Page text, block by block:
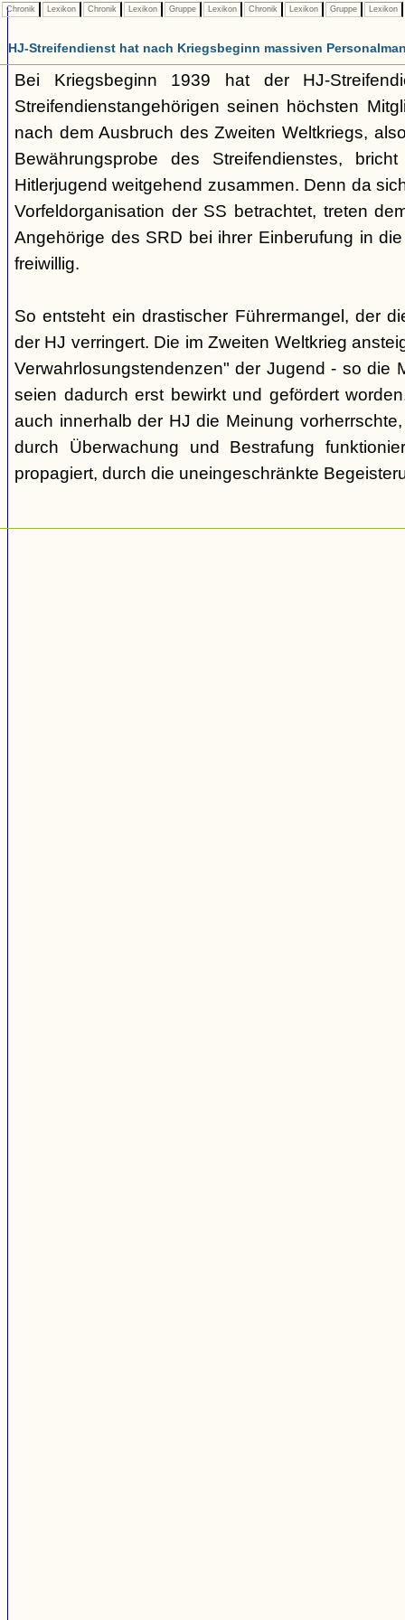
Chronik Lexikon Chronik Lexikon Gruppe Lexikon Chronik Lexikon Gruppe Lexikon
HJ-Streifendienst hat nach Kriegsbeginn massiven
Bei Kriegsbeginn 1939 hat der HJ-
Streifendienstangehörigen seinen höchsten
nach dem Ausbruch des Zweiten Weltkriegs,
Bewährungsprobe des Streifendienstes,
Hitlerjugend weitgehend zusammen. Denn da
Vorfeldorganisation der SS betrachtet, treten
Angehörige des SRD bei ihrer Einberufung in
freiwillig.
So entsteht ein drastischer Führermangel, der
der HJ verringert. Die im Zweiten Weltkrieg
Verwahrlosungstendenzen" der Jugend - so die
seien dadurch erst bewirkt und gefördert
auch innerhalb der HJ die Meinung
durch Überwachung und Bestrafung
propagiert, durch die uneingeschränkte